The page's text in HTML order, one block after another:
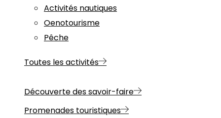
Activités nautiques
Oenotourisme
Pêche
Toutes les activités
Découverte des savoir-faire
Promenades touristiques